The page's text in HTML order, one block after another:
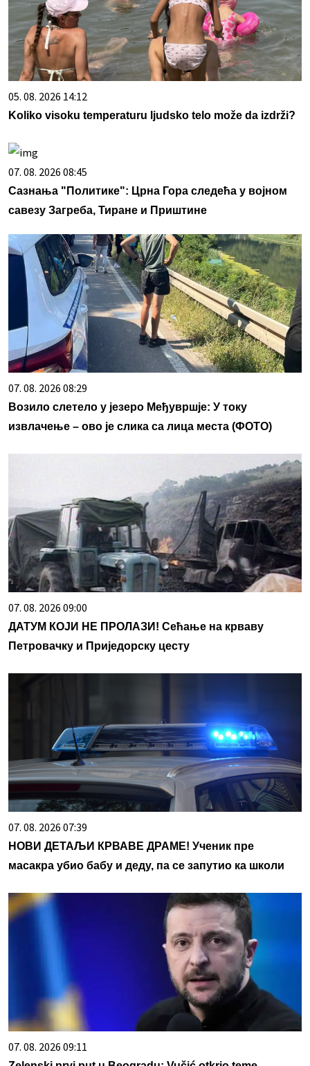
05. 08. 2026 14:12
Koliko visoku temperaturu ljudsko telo može da izdrži?
07. 08. 2026 08:45
Сазнања "Политике": Црна Гора следећа у војном
савезу Загреба, Тиране и Приштине
07. 08. 2026 08:29
Возило слетело у језеро Међувршје: У току
извлачење – ово је слика са лица места (ФОТО)
07. 08. 2026 09:00
ДАТУМ КОЈИ НЕ ПРОЛАЗИ! Сећање на крваву
Петровачку и Приједорску цесту
07. 08. 2026 07:39
НОВИ ДЕТАЉИ КРВАВЕ ДРАМЕ! Ученик пре
масакра убио бабу и деду, па се запутио ка школи
07. 08. 2026 09:11